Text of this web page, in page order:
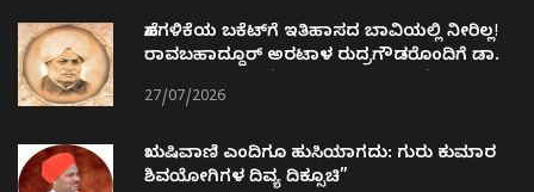
ಹೊಗಳಿಕೆಯ ಬಕೆಟ್‌ಗೆ ಇತಿಹಾಸದ ಬಾವಿಯಲ್ಲಿ ನೀರಿಲ್ಲ!
ರಾವಬಹಾದ್ದೂರ್ ಅರಟಾಳ ರುದ್ರಗೌಡರೊಂದಿಗೆ ಡಾ.
27/07/2026
ಋಷಿವಾಣಿ ಎಂದಿಗೂ ಹುಸಿಯಾಗದು: ಗುರು ಕುಮಾರ
ಶಿವಯೋಗಿಗಳ ದಿವ್ಯ ದಿಕ್ಸೂಚಿ”